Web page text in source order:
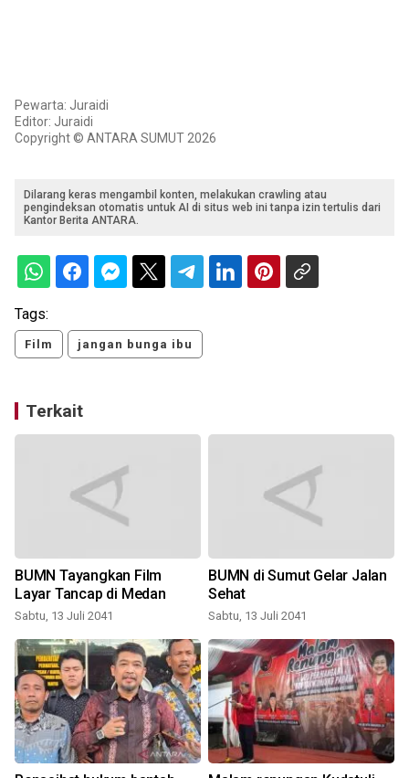
Pewarta: Juraidi
Editor: Juraidi
Copyright © ANTARA SUMUT 2026
Dilarang keras mengambil konten, melakukan crawling atau
pengindeksan otomatis untuk AI di situs web ini tanpa izin tertulis dari
Kantor Berita ANTARA.
Tags:
Film jangan bunga ibu
Terkait
BUMN Tayangkan Film
Layar Tancap di Medan
Sabtu, 13 Juli 2041
BUMN di Sumut Gelar Jalan
Sehat
Sabtu, 13 Juli 2041